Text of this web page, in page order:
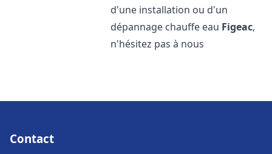
d'une installation ou d'un
dépannage chauffe eau Figeac,
n'hésitez pas à nous
Contact